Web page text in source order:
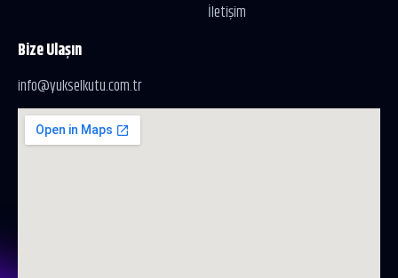
İletişim
Bize Ulaşın
info@yukselkutu.com.tr